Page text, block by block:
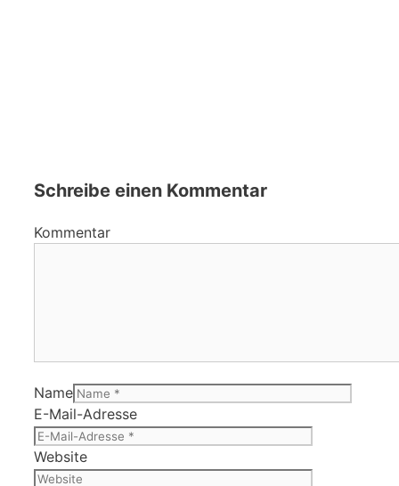
Schreibe einen Kommentar
Kommentar
Name
E-Mail-Adresse
Website